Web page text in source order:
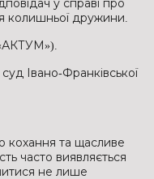
у справі про
колишньої дружини.
Івано-Франківської
кохання та щасливе
часто виявляється
не лише